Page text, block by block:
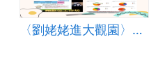
〈劉姥姥進大觀園〉教案